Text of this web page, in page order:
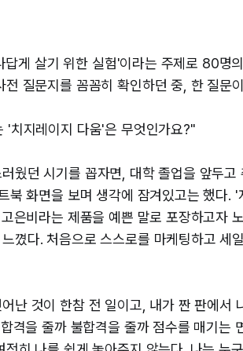
게 살기 위한 실험'이라는 주제로 80명
전 질문지를 꼼꼼히 확인하던 중, 한 질문
'치지레이지 다움'은 무엇인가요?"
웠던 시기를 꼽자면, 대학 졸업을 앞두
북 화면을 보며 생각에 잠겨있고는 했다.
은비라는 제품을 예쁜 말로 포장하고자
꼈다. 처음으로 스스로를 마케팅하고 세
난 것이 한참 전 일이고, 내가 짠 판에서
격을 줄까 불합격을 줄까 점수를 매기는